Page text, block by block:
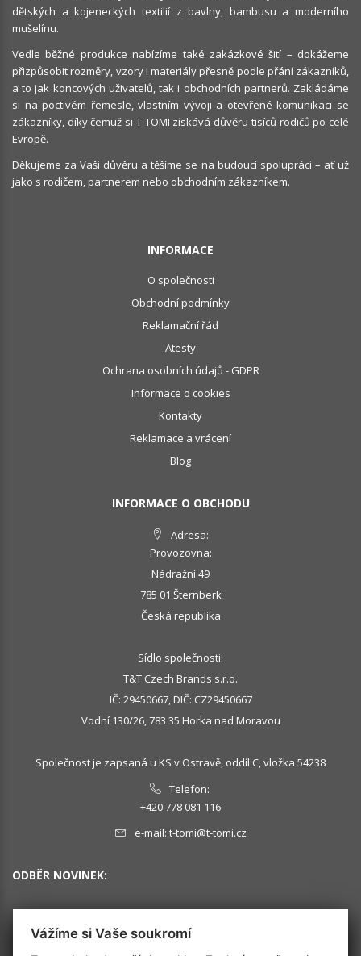
dětských a kojeneckých textilií z bavlny, bambusu a moderního
mušelínu.
Vedle běžné produkce nabízíme také zakázkové šití – dokážeme
přizpůsobit rozměry, vzory i materiály přesně podle přání zákazníků,
a to jak koncových uživatelů, tak i obchodních partnerů. Zakládáme
si na poctivém řemesle, vlastním vývoji a otevřené komunikaci se
zákazníky, díky čemuž si T-TOMI získává důvěru tisíců rodičů po celé
Evropě.
Děkujeme za Vaši důvěru a těšíme se na budoucí spolupráci – ať už
jako s rodičem, partnerem nebo obchodním zákazníkem.
INFORMACE
O společnosti
Obchodní podmínky
Reklamační řád
Atesty
Ochrana osobních údajů - GDPR
Informace o cookies
Kontakty
Reklamace a vrácení
Blog
INFORMACE O OBCHODU
Adresa:
Provozovna:
Nádražní 49
785 01 Šternberk
Česká republika
Sídlo společnosti:
T&T Czech Brands s.r.o.
IČ: 29450667, DIČ: CZ29450667
Vodní 130/26, 783 35 Horka nad Moravou
Společnost je zapsaná u KS v Ostravě, oddíl C, vložka 54238
Telefon:
+420 778 081 116
e-mail: t-tomi@t-tomi.cz
ODBĚR NOVINEK:
Vážíme si Vaše soukromí